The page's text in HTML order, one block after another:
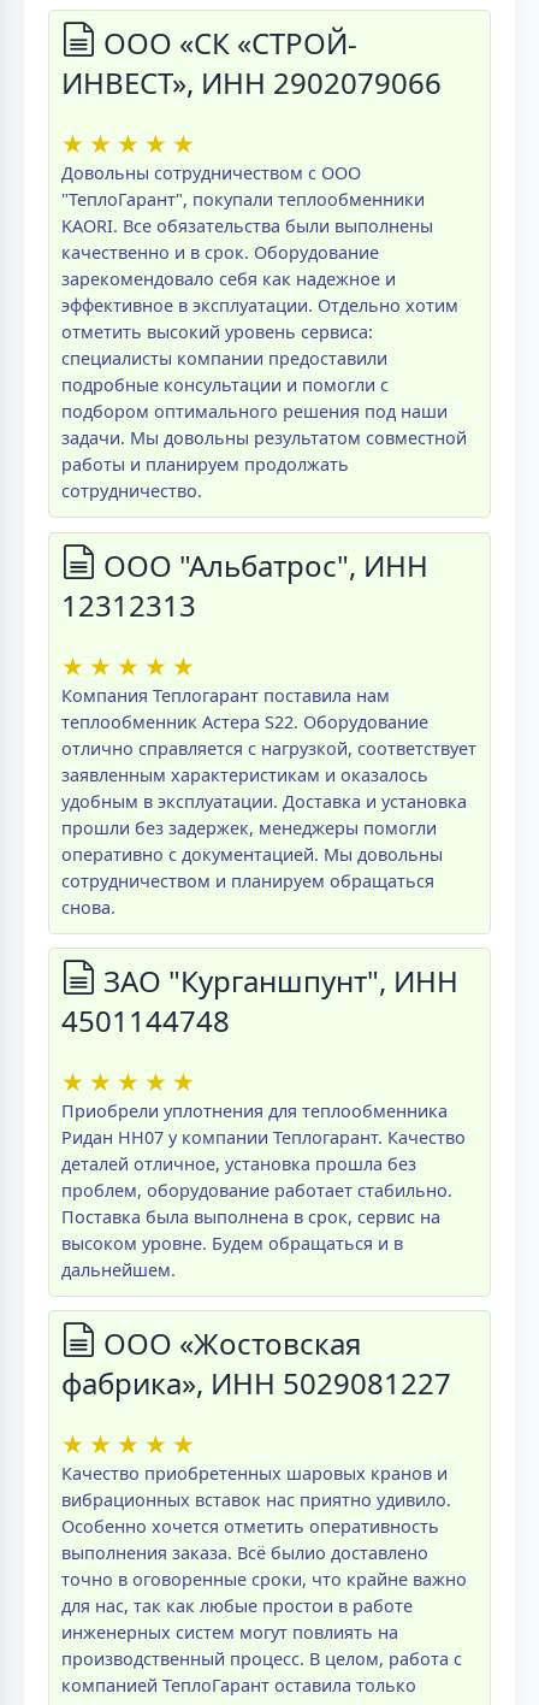
ООО «СК «СТРОЙ-
ИНВЕСТ», ИНН 2902079066
★ ★ ★ ★ ★
Довольны сотрудничеством с ООО
"ТеплоГарант", покупали теплообменники
KAORI. Все обязательства были выполнены
качественно и в срок. Оборудование
зарекомендовало себя как надежное и
эффективное в эксплуатации. Отдельно хотим
отметить высокий уровень сервиса:
специалисты компании предоставили
подробные консультации и помогли с
подбором оптимального решения под наши
задачи. Мы довольны результатом совместной
работы и планируем продолжать
сотрудничество.
ООО "Альбатрос", ИНН
12312313
★ ★ ★ ★ ★
Компания Теплогарант поставила нам
теплообменник Астера S22. Оборудование
отлично справляется с нагрузкой, соответствует
заявленным характеристикам и оказалось
удобным в эксплуатации. Доставка и установка
прошли без задержек, менеджеры помогли
оперативно с документацией. Мы довольны
сотрудничеством и планируем обращаться
снова.
ЗАО "Курганшпунт", ИНН
4501144748
★ ★ ★ ★ ★
Приобрели уплотнения для теплообменника
Ридан НН07 у компании Теплогарант. Качество
деталей отличное, установка прошла без
проблем, оборудование работает стабильно.
Поставка была выполнена в срок, сервис на
высоком уровне. Будем обращаться и в
дальнейшем.
ООО «Жостовская
фабрика», ИНН 5029081227
★ ★ ★ ★ ★
Качество приобретенных шаровых кранов и
вибрационных вставок нас приятно удивило.
Особенно хочется отметить оперативность
выполнения заказа. Всё былио доставлено
точно в оговоренные сроки, что крайне важно
для нас, так как любые простои в работе
инженерных систем могут повлиять на
производственный процесс. В целом, работа с
компанией ТеплоГарант оставила только